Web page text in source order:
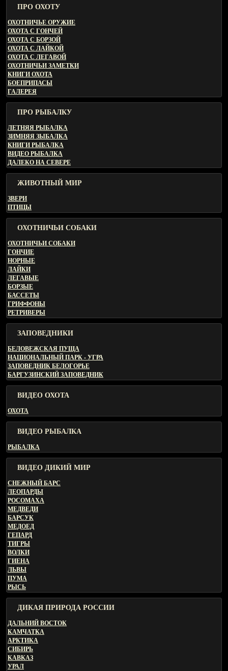
ПРО ОХОТУ
ОХОТНИЧЬЕ ОРУЖИЕ
ОХОТА С ГОНЧЕЙ
ОХОТА С БОРЗОЙ
ОХОТА С ЛАЙКОЙ
ОХОТА С ЛЕГАВОЙ
ОХОТНИЧЬИ ЗАМЕТКИ
КНИГИ ОХОТА
БОЕПРИПАСЫ
ГАЛЕРЕЯ
ПРО РЫБАЛКУ
ЛЕТНЯЯ РЫБАЛКА
ЗИМНЯЯ ЗЫБАЛКА
КНИГИ РЫБАЛКА
ВИДЕО РЫБАЛКА
ДАЛЕКО НА СЕВЕРЕ
ЖИВОТНЫЙ МИР
ЗВЕРИ
ПТИЦЫ
ОХОТНИЧЬИ СОБАКИ
ОХОТНИЧЬИ СОБАКИ
ГОНЧИЕ
НОРНЫЕ
ЛАЙКИ
ЛЕГАВЫЕ
БОРЗЫЕ
БАССЕТЫ
ГРИФФОНЫ
РЕТРИВЕРЫ
ЗАПОВЕДНИКИ
БЕЛОВЕЖСКАЯ ПУЩА
НАЦИОНАЛЬНЫЙ ПАРК - УГРА
ЗАПОВЕДНИК БЕЛОГОРЬЕ
БАРГУЗИНСКИЙ ЗАПОВЕДНИК
ВИДЕО ОХОТА
ОХОТА
ВИДЕО РЫБАЛКА
РЫБАЛКА
ВИДЕО ДИКИЙ МИР
СНЕЖНЫЙ БАРС
ЛЕОПАРДЫ
РОСОМАХА
МЕДВЕДИ
БАРСУК
МЕДОЕД
ГЕПАРД
ТИГРЫ
ВОЛКИ
ГИЕНА
ЛЬВЫ
ПУМА
РЫСЬ
ДИКАЯ ПРИРОДА РОССИИ
ДАЛЬНИЙ ВОСТОК
КАМЧАТКА
АРКТИКА
СИБИРЬ
КАВКАЗ
УРАЛ